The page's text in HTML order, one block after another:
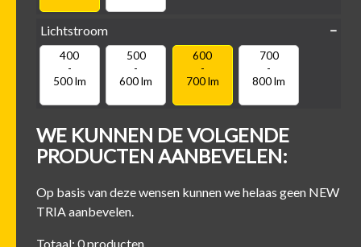
Lichtstroom
400
-
500 lm
500
-
600 lm
600
-
700 lm
700
-
800 lm
WE KUNNEN DE VOLGENDE
PRODUCTEN AANBEVELEN:
Op basis van deze wensen kunnen we helaas geen NEW
TRIA aanbevelen.
Totaal: 0 producten